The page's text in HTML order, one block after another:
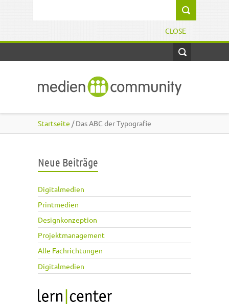
CLOSE
Startseite / Das ABC der Typografie
Neue Beiträge
Digitalmedien
Printmedien
Designkonzeption
Projektmanagement
Alle Fachrichtungen
Digitalmedien